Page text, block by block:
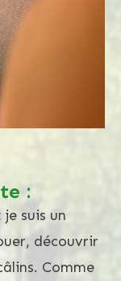
:
suis un
découvrir
Comme